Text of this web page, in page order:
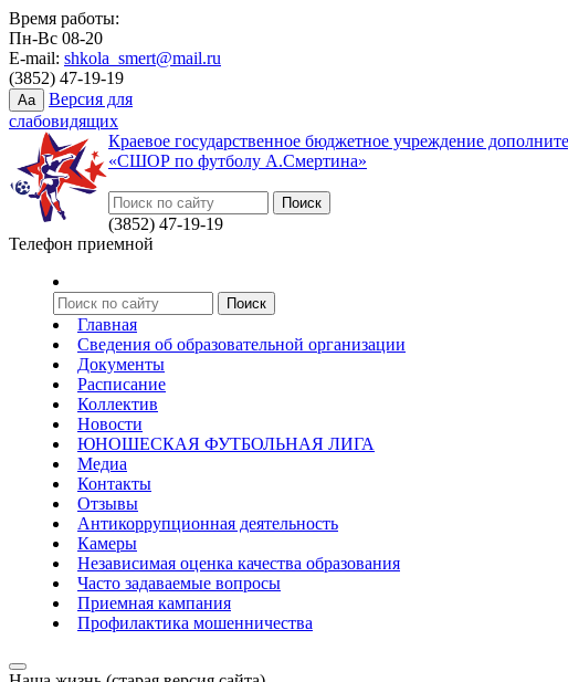
Время работы:
Пн-Вс 08-20
E-mail: shkola_smert@mail.ru
(3852) 47-19-19
Aa
Версия для
слабовидящих
Краевое государственное бюджетное учреждение
«СШОР по футболу А.Смертина»
(3852) 47-19-19
Телефон приемной
Главная
Сведения об образовательной организации
Документы
Расписание
Коллектив
Новости
ЮНОШЕСКАЯ ФУТБОЛЬНАЯ ЛИГА
Медиа
Контакты
Отзывы
Антикоррупционная деятельность
Камеры
Независимая оценка качества образования
Часто задаваемые вопросы
Приемная кампания
Профилактика мошенничества